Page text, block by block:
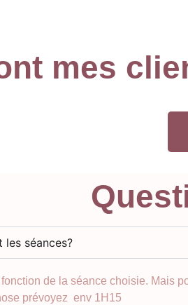
mes
les séances?
fonction de la séance choisie. Mais
prévoyez env 1H15